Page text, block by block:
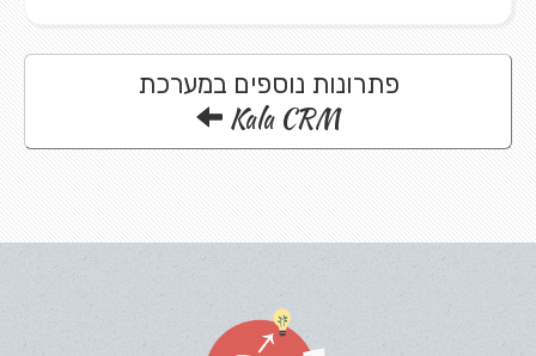
פתרונות נוספים במערכת
Kala CRM